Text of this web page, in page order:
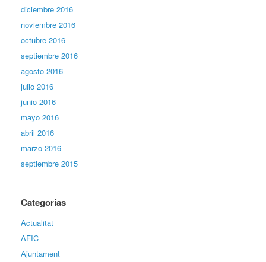
diciembre 2016
noviembre 2016
octubre 2016
septiembre 2016
agosto 2016
julio 2016
junio 2016
mayo 2016
abril 2016
marzo 2016
septiembre 2015
Categorías
Actualitat
AFIC
Ajuntament